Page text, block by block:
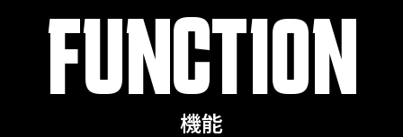
FUNCTION
機能